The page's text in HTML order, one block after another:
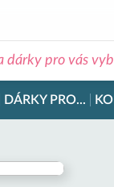
dárky pro vás
DÁRKY PRO...